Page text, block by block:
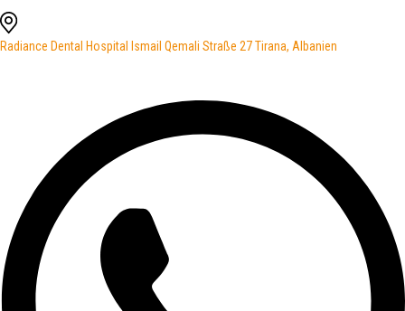
Radiance Dental Hospital Ismail Qemali Straße 27 Tirana, Albanien